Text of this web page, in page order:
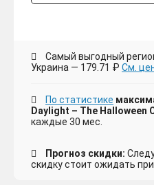
Самый выгодный
Украина — 179.71 ₽ См.
По статистике
Daylight – The Halloween
каждые 30 мес.
Прогноз скидки:
скидку стоит ожидать